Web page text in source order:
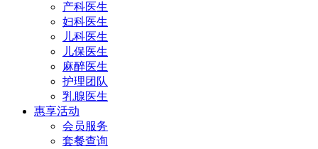
产科医生
妇科医生
儿科医生
儿保医生
麻醉医生
护理团队
乳腺医生
惠享活动
会员服务
套餐查询